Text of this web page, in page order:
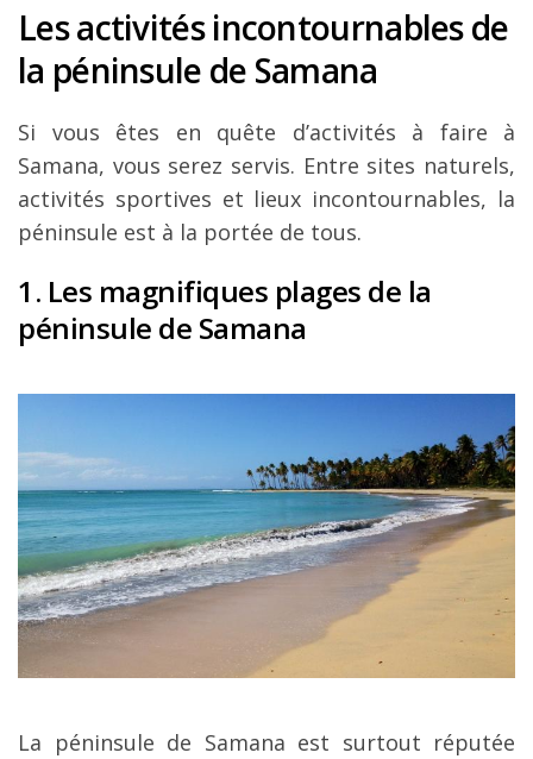
Les activités incontournables de
la péninsule de Samana
Si vous êtes en quête d’activités à faire à
Samana, vous serez servis. Entre sites naturels,
activités sportives et lieux incontournables, la
péninsule est à la portée de tous.
1. Les magnifiques plages de la
péninsule de Samana
La péninsule de Samana est surtout réputée